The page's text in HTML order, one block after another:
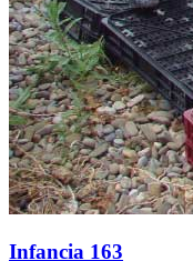
Infancia 163